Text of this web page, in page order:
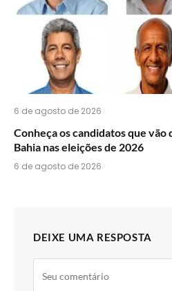
6 de agosto de 2026
Conheça os candidatos que
Bahia nas eleições de 2026
6 de agosto de 2026
DEIXE UMA RESPOSTA